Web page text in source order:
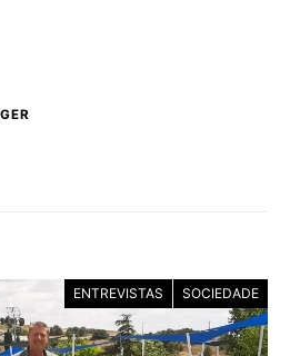
ENTREVISTAS SOCIEDADE